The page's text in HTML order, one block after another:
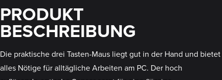
PRODUKT
BESCHREIBUNG
Die praktische drei Tasten-Maus liegt gut in der Hand und bietet
alles Nötige für alltägliche Arbeiten am PC. Der hoch